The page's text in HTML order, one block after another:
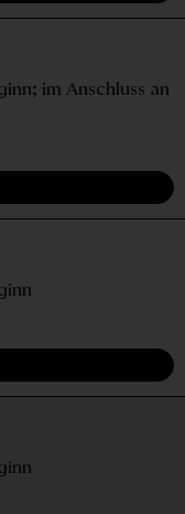
im Anschluss an